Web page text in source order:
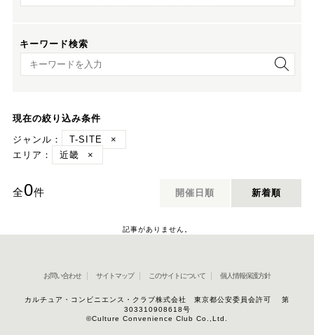
キーワード検索
キーワード検索
現在の絞り込み条件
ジャンル：
T-SITE
×
エリア：
近畿 ×
全0件 開催日順 新着順
記事がありません。
お問い合わせ サイトマップ このサイトについて 個人情報保護方針
カルチュア・コンビニエンス・クラブ株式会社 東京都公安委員会許可 第
303310908618号
©Culture Convenience Club Co.,Ltd.